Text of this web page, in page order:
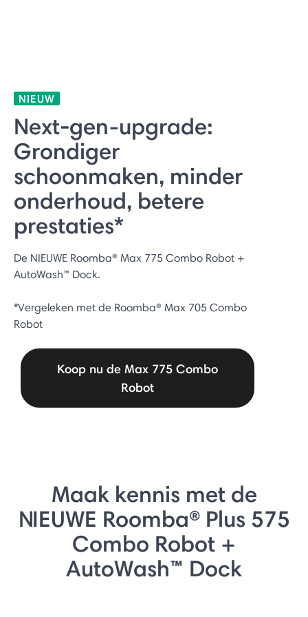
NIEUW
Next‑gen-upgrade:
Grondiger
schoonmaken, minder
onderhoud, betere
prestaties*
De NIEUWE Roomba® Max 775 Combo Robot +
AutoWash™ Dock.
*Vergeleken met de Roomba® Max 705 Combo
Robot
Koop nu de Max 775 Combo
Robot
Maak kennis met de
NIEUWE Roomba® Plus 575
Combo Robot +
AutoWash™ Dock